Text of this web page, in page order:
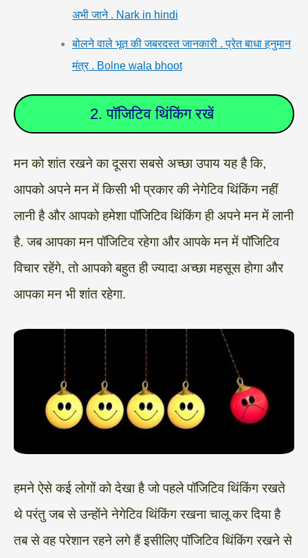
अभी जाने . Nark in hindi
बोलने वाले भूत की जबरदस्त जानकारी . प्रेत बाधा हनुमान
मंत्र . Bolne wala bhoot
2. पॉजिटिव थिंकिंग रखें
मन को शांत रखने का दूसरा सबसे अच्छा उपाय यह है कि,
आपको अपने मन में किसी भी प्रकार की नेगेटिव थिंकिंग नहीं
लानी है और आपको हमेशा पॉजिटिव थिंकिंग ही अपने मन में लानी
है. जब आपका मन पॉजिटिव रहेगा और आपके मन में पॉजिटिव
विचार रहेंगे, तो आपको बहुत ही ज्यादा अच्छा महसूस होगा और
आपका मन भी शांत रहेगा.
हमने ऐसे कई लोगों को देखा है जो पहले पॉजिटिव थिंकिंग रखते
थे परंतु जब से उन्होंने नेगेटिव थिंकिंग रखना चालू कर दिया है
तब से वह परेशान रहने लगे हैं इसीलिए पॉजिटिव थिंकिंग रखने से